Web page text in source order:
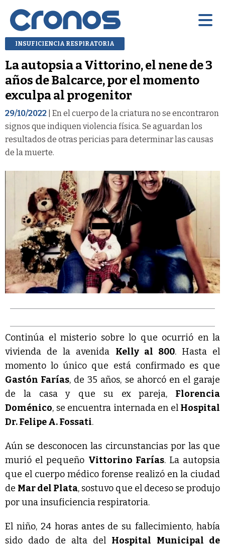
INSUFICIENCIA RESPIRATORIA
La autopsia a Vittorino, el nene de 3
años de Balcarce, por el momento
exculpa al progenitor
29/10/2022 | En el cuerpo de la criatura no se encontraron
signos que indiquen violencia física. Se aguardan los
resultados de otras pericias para determinar las causas
de la muerte.
Continúa el misterio sobre lo que ocurrió en la
vivienda de la avenida Kelly al 800. Hasta el
momento lo único que está confirmado es que
Gastón Farías, de 35 años, se ahorcó en el garaje
de la casa y que su ex pareja, Florencia
Doménico, se encuentra internada en el Hospital
Dr. Felipe A. Fossati.
Aún se desconocen las circunstancias por las que
murió el pequeño Vittorino Farías. La autopsia
que el cuerpo médico forense realizó en la ciudad
de Mar del Plata, sostuvo que el deceso se produjo
por una insuficiencia respiratoria.
El niño, 24 horas antes de su fallecimiento, había
sido dado de alta del Hospital Municipal de